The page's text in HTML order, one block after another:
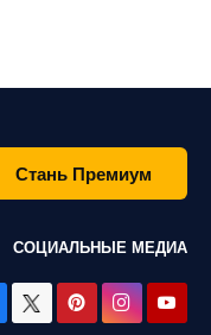
Стань Премиум
СОЦИАЛЬНЫЕ МЕДИА